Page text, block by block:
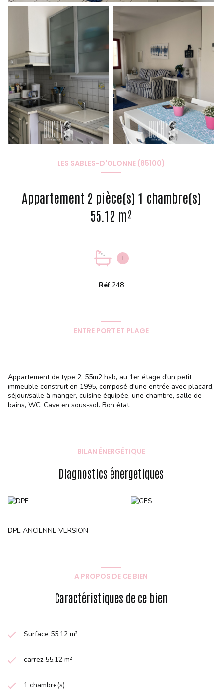
LES SABLES-D'OLONNE (85100)
Appartement 2 pièce(s) 1 chambre(s)
55.12 m²
1
Réf 248
ENTRE PORT ET PLAGE
Appartement de type 2, 55m2 hab, au 1er étage d'un petit
immeuble construit en 1995, composé d'une entrée avec placard,
séjour/salle à manger, cuisine équipée, une chambre, salle de
bains, WC. Cave en sous-sol. Bon état.
BILAN ÉNERGÉTIQUE
Diagnostics énergetiques
DPE ANCIENNE VERSION
A PROPOS DE CE BIEN
Caractéristiques de ce bien
Surface 55,12 m²
carrez 55,12 m²
1 chambre(s)